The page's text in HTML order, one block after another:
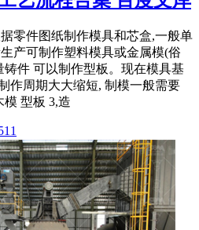
零件图纸制作模具和芯盒,一般单
产可制作塑料模具或金属模(俗
件 可以制作型板。现在模具基
作周期大大缩短, 制模一般需要
模 型板 3,造